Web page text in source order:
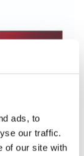
ads, to
our traffic.
of our site with